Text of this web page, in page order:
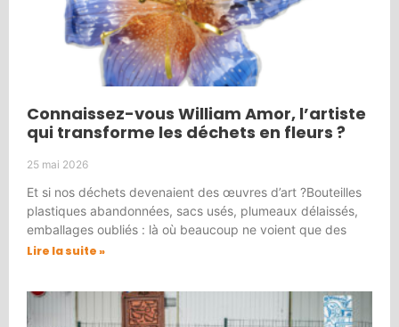
Connaissez-vous William Amor, l’artiste
qui transforme les déchets en fleurs ?
25 mai 2026
Et si nos déchets devenaient des œuvres d’art ?Bouteilles
plastiques abandonnées, sacs usés, plumeaux délaissés,
emballages oubliés : là où beaucoup ne voient que des
Lire la suite »